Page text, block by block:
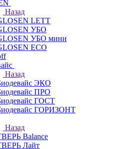
Назад
LETT
УБО
УБО мини
ECO
Назад
ЭКО
ПРО
ГОСТ
ГОРИЗОНТ
Назад
Balance
Лайт